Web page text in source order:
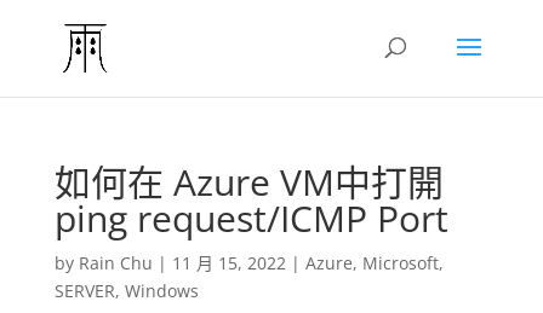
如何在 Azure VM中打開
ping request/ICMP Port
by Rain Chu | 11 月 15, 2022| Azure, Microsoft,
SERVER, Windows